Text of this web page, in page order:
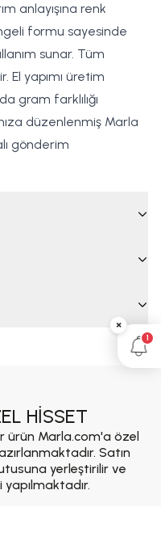
anlayışına renk
formu sayesinde
sunar. Tüm
El yapımı üretim
gram farklılığı
düzenlenmiş Marla
gönderim
HİSSET
ürün Marla.com'a özel
Satın
yerleştirilir ve
×
1